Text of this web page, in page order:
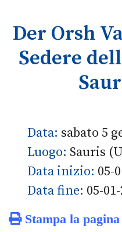
Der Orsh
Sedere
Data: sabato 5
Luogo: Sauris
Data inizio: 05-
Data fine: 05-
Stampa la pagina